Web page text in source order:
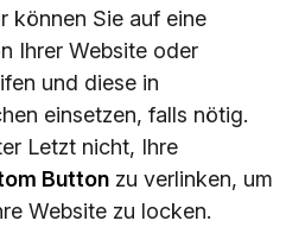
können Sie auf eine
Ihrer Website oder
und diese in
einsetzen, falls nötig.
Letzt nicht, Ihre
Button zu verlinken, um
Website zu locken.